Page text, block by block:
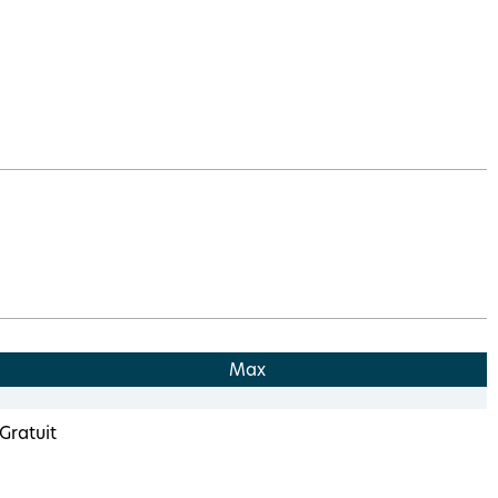
Max
Gratuit